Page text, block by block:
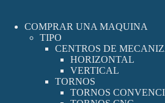
COMPRAR UNA MAQUINA
TIPO
CENTROS DE
HORIZONTAL
VERTICAL
TORNOS
TORNOS